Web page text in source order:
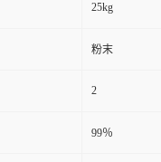
25kg
粉末
2
99％